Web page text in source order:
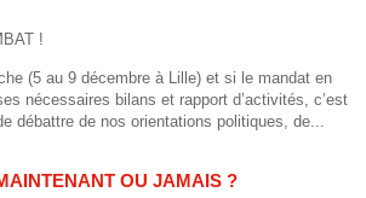
c
h
e
!
(5 au 9 décembre à Lille) et si le mandat en
nécessaires bilans et rapport d’activités, c’est
débattre de nos orientations politiques, de...
OU JAMAIS ?